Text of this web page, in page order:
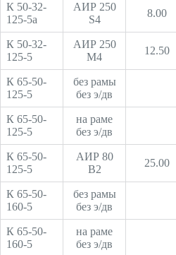
К 50-32-
125-5а
АИР 250
S4
8.00
К 50-32-
125-5
АИР 250
М4
12.50
К 65-50-
125-5
без рамы
без э/дв
К 65-50-
125-5
на раме
без э/дв
К 65-50-
125-5
АИР 80
В2
25.00
К 65-50-
160-5
без рамы
без э/дв
К 65-50-
160-5
на раме
без э/дв